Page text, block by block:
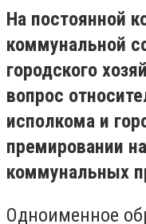
На постоянной
коммунальной
городского
вопрос
исполкома и
премировании
коммунальных
Одноименное